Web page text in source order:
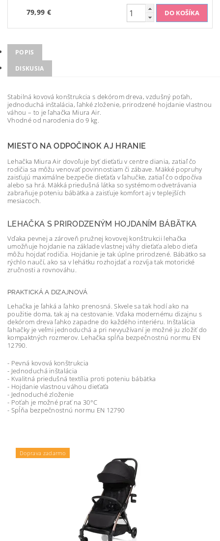
79,99 €
POPIS
DISKUSIA
Stabilná kovová konštrukcia s dekórom dreva, vzdušný poťah,
jednoduchá inštalácia, ľahké zloženie, prirodzené hojdanie vlastnou
váhou – to je ľahačka Miura Air.
Vhodné od narodenia do 9 kg.
MIESTO NA ODPOČINOK AJ HRANIE
Lehačka Miura Air dovoľuje byť dieťaťu v centre diania, zatiaľ čo
rodičia sa môžu venovať povinnostiam či zábave. Mäkké popruhy
zaisťujú maximálne bezpečie dieťaťa v ľahučke, zatiaľ čo odpočíva
alebo sa hrá. Mäkká priedušná látka so systémom odvetrávania
zabraňuje poteniu bábätka a zaisťuje komfort aj v teplejších
mesiacoch.
LEHAČKA S PRIRODZENÝM HOJDANÍM BÁBÄTKA
Vďaka pevnej a zároveň pružnej kovovej konštrukcii lehačka
umožňuje hojdanie na základe vlastnej váhy dieťaťa alebo dieťa
môžu hojdať rodičia. Hojdanie je tak úplne prirodzené. Bábätko sa
rýchlo naučí, ako sa v lehátku rozhojdať a rozvíja tak motorické
zručnosti a rovnováhu.
PRAKTICKÁ A DIZAJNOVÁ
Lehačka je ľahká a ľahko prenosná. Skvele sa tak hodí ako na
použitie doma, tak aj na cestovanie. Vďaka modernému dizajnu s
dekórom dreva ľahko zapadne do každého interiéru. Inštalácia
ľahačky je veľmi jednoduchá a pri nevyužívaní je možné ju zložiť do
kompaktných rozmerov. Lehačka spĺňa bezpečnostnú normu EN
12790.
- Pevná kovová konštrukcia
- Jednoduchá inštalácia
- Kvalitná priedušná textília proti poteniu bábätka
- Hojdanie vlastnou váhou dieťaťa
- Jednoduché zloženie
- Poťah je možné prať na 30°C
- Spĺňa bezpečnostnú normu EN 12790
Doprava zadarmo